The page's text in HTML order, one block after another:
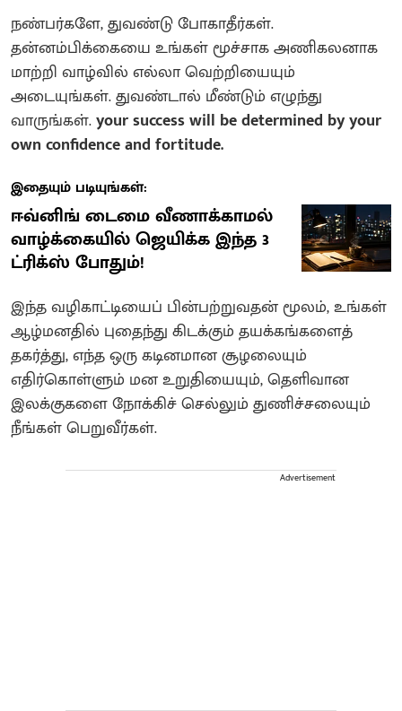
நண்பர்களே, துவண்டு போகாதீர்கள்.
தன்னம்பிக்கையை உங்கள் மூச்சாக அணிகலனாக
மாற்றி வாழ்வில் எல்லா வெற்றியையும்
அடையுங்கள். துவண்டால் மீண்டும் எழுந்து
வாருங்கள்.your success will be determined by your
own confidence and fortitude.
இதையும் படியுங்கள்:
ஈவ்னிங் டைமை வீணாக்காமல்
வாழ்க்கையில் ஜெயிக்க இந்த 3
ட்ரிக்ஸ் போதும்!
இந்த வழிகாட்டியைப் பின்பற்றுவதன் மூலம், உங்கள்
ஆழ்மனதில் புதைந்து கிடக்கும் தயக்கங்களைத்
தகர்த்து, எந்த ஒரு கடினமான சூழலையும்
எதிர்கொள்ளும் மன உறுதியையும், தெளிவான
இலக்குகளை நோக்கிச் செல்லும் துணிச்சலையும்
நீங்கள் பெறுவீர்கள்.
Advertisement